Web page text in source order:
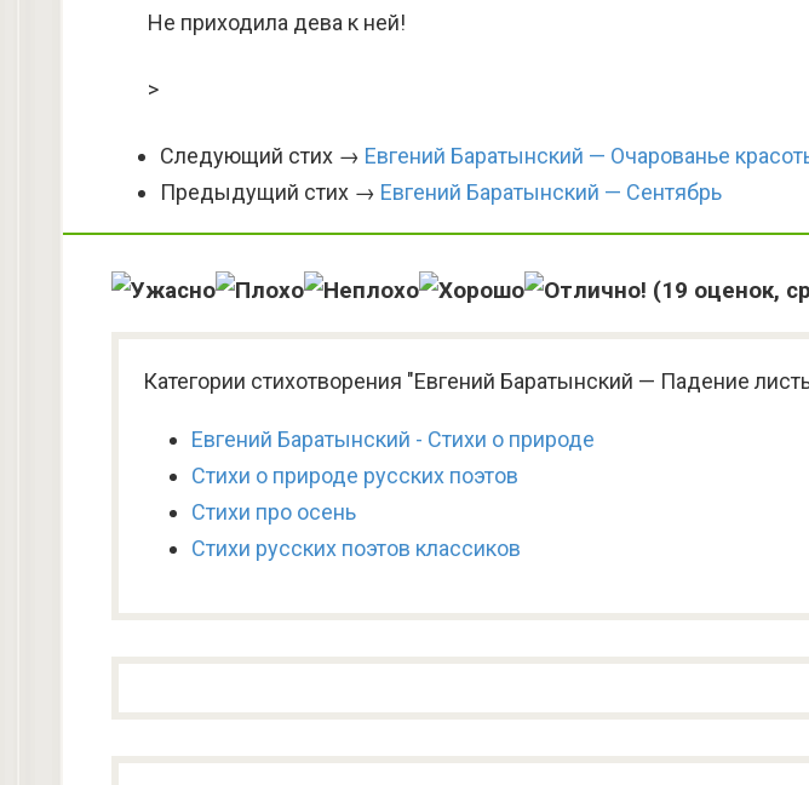
Не приходила дева к ней!
>
Следующий стих → Евгений Баратынский — Очарованье
Предыдущий стих → Евгений Баратынский — Сентябрь
(19 оценок,
Категории стихотворения "Евгений Баратынский — Падение
Евгений Баратынский - Стихи о природе
Стихи о природе русских поэтов
Стихи про осень
Стихи русских поэтов классиков